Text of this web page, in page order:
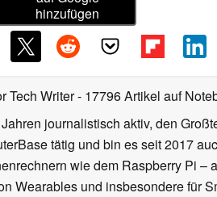
hinzufügen
Tech Writer- 17796 Artikel auf
journalistisch aktiv, den
tätig und bin es seit 2017
wie dem Raspberry Pi
Wearables und insbesondere für